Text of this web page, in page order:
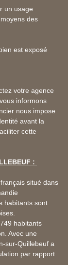
un usage
des
est exposé
votre agence
informons
nous impose
avant la
cette
:
situé dans
habitants sont
habitants
Avec une
sur-Quillebeuf a
par rapport